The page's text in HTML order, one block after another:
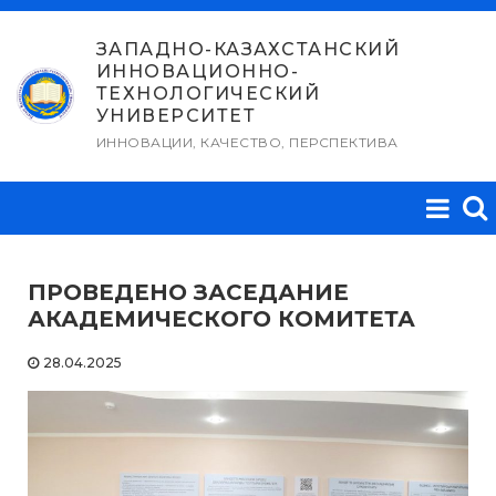
Перейти
содержимому
ЗАПАДНО-КАЗАХСТАНСКИЙ
ИННОВАЦИОННО-
ТЕХНОЛОГИЧЕСКИЙ
УНИВЕРСИТЕТ
ИННОВАЦИИ, КАЧЕСТВО, ПЕРСПЕКТИВА
ПРОВЕДЕНО ЗАСЕДАНИЕ
АКАДЕМИЧЕСКОГО КОМИТЕТА
28.04.2025